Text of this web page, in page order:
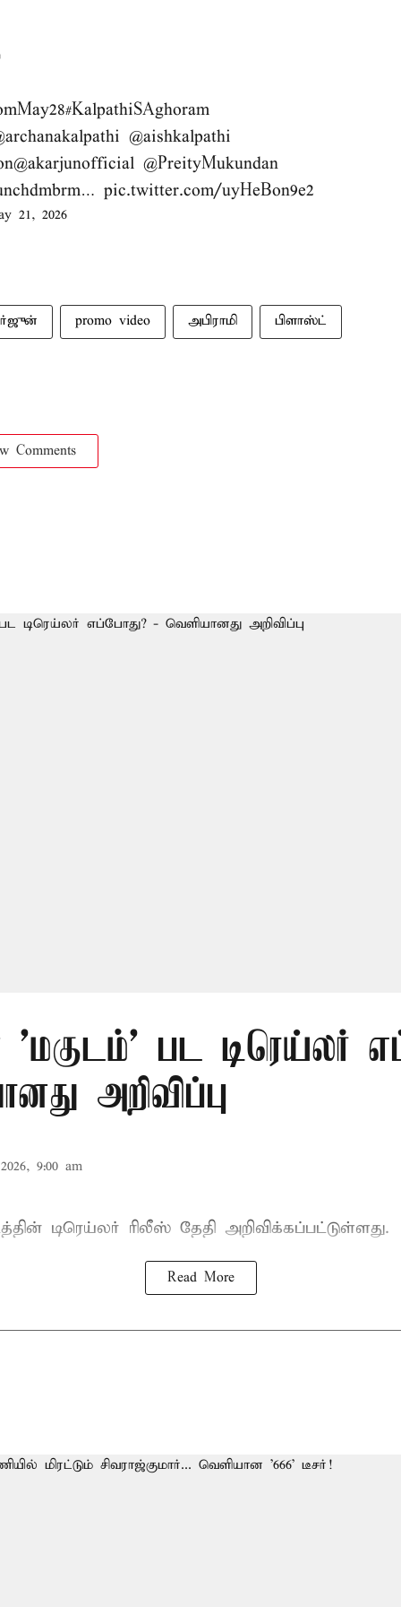
#KalpathiSAghoram
@aishkalpathi
@akarjunofficial @PreityMukundan
… pic.twitter.com/uyHeBon9e2
21, 2026
promo video அபிராமி பிளாஸ்ட்
Comments
'மகுடம்' பட டிரெய்லர்
அறிவிப்பு
9:00 am
டிரெய்லர் ரிலீஸ் தேதி அறிவிக்கப்பட்டுள்ளது.
Read More